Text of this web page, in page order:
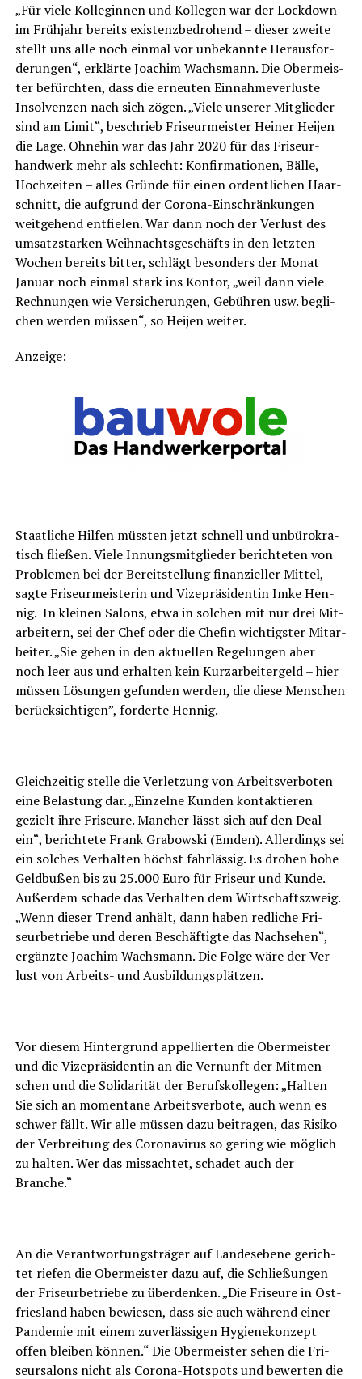
„Für vie­le Kol­le­gin­nen und Kol­le­gen war der Lock­down
im Früh­jahr bereits exis­tenz­be­dro­hend – die­ser zwei­te
stellt uns alle noch ein­mal vor unbe­kann­te Her­aus­for­
de­run­gen“, erklär­te Joa­chim Wachs­mann. Die Ober­meis­
ter befürch­ten, dass die erneu­ten Ein­nah­me­ver­lus­te
Insol­ven­zen nach sich zögen. „Vie­le unse­rer Mit­glie­der
sind am Limit“, beschrieb Fri­seur­meis­ter Hei­ner Hei­jen
die Lage. Ohne­hin war das Jahr 2020 für das Fri­seur­
hand­werk mehr als schlecht: Kon­fir­ma­tio­nen, Bäl­le,
Hoch­zei­ten – alles Grün­de für einen ordent­li­chen Haar­
schnitt, die auf­grund der Coro­na-Ein­schrän­kun­gen
weit­ge­hend ent­fie­len. War dann noch der Ver­lust des
umsatz­star­ken Weih­nachts­ge­schäfts in den letz­ten
Wochen bereits bit­ter, schlägt beson­ders der Monat
Janu­ar noch ein­mal stark ins Kon­tor, „weil dann vie­le
Rech­nun­gen wie Ver­si­che­run­gen, Gebüh­ren usw. begli­
chen wer­den müs­sen“, so Hei­jen weiter.
Anzei­ge:
Staat­li­che Hil­fen müss­ten jetzt schnell und unbü­ro­kra­
tisch flie­ßen. Vie­le Innungs­mit­glie­der berich­te­ten von
Pro­ble­men bei der Bereit­stel­lung finan­zi­el­ler Mit­tel,
sag­te Fri­seur­meis­te­rin und Vize­prä­si­den­tin Imke Hen­
nig. In klei­nen Salons, etwa in sol­chen mit nur drei Mit­
ar­bei­tern, sei der Chef oder die Che­fin wich­tigs­ter Mit­ar­
bei­ter. „Sie gehen in den aktu­el­len Rege­lun­gen aber
noch leer aus und erhal­ten kein Kurz­ar­bei­ter­geld – hier
müs­sen Lösun­gen gefun­den wer­den, die die­se Men­schen
berück­sich­ti­gen”, for­der­te Hennig.
Gleich­zei­tig stel­le die Ver­let­zung von Arbeits­ver­bo­ten
eine Belas­tung dar. „Ein­zel­ne Kun­den kon­tak­tie­ren
gezielt ihre Fri­seu­re. Man­cher lässt sich auf den Deal
ein“, berich­te­te Frank Gra­bow­ski (Emden). Aller­dings sei
ein sol­ches Ver­hal­ten höchst fahr­läs­sig. Es dro­hen hohe
Geld­bu­ßen bis zu 25.000 Euro für Fri­seur und Kun­de.
Außer­dem scha­de das Ver­hal­ten dem Wirt­schafts­zweig.
„Wenn die­ser Trend anhält, dann haben red­li­che Fri­
seur­be­trie­be und deren Beschäf­tig­te das Nach­se­hen“,
ergänz­te Joa­chim Wachs­mann. Die Fol­ge wäre der Ver­
lust von Arbeits- und Ausbildungsplätzen.
Vor die­sem Hin­ter­grund appel­lier­ten die Ober­meis­ter
und die Vize­prä­si­den­tin an die Ver­nunft der Mit­men­
schen und die Soli­da­ri­tät der Berufs­kol­le­gen: „Hal­ten
Sie sich an momen­ta­ne Arbeits­ver­bo­te, auch wenn es
schwer fällt. Wir alle müs­sen dazu bei­tra­gen, das Risi­ko
der Ver­brei­tung des Coro­na­vi­rus so gering wie mög­lich
zu hal­ten. Wer das miss­ach­tet, scha­det auch der
Branche.“
An die Ver­ant­wor­tungs­trä­ger auf Lan­des­ebe­ne gerich­
tet rie­fen die Ober­meis­ter dazu auf, die Schlie­ßun­gen
der Fri­seur­be­trie­be zu über­den­ken. „Die Fri­seu­re in Ost­
fries­land haben bewie­sen, dass sie auch wäh­rend einer
Pan­de­mie mit einem zuver­läs­si­gen Hygie­ne­kon­zept
offen blei­ben kön­nen.“ Die Ober­meis­ter sehen die Fri­
seur­sa­lons nicht als Coro­na-Hot­spots und bewer­ten die